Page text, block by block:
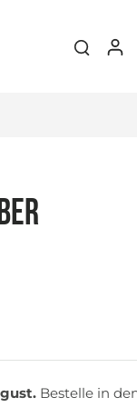
Bestelle in